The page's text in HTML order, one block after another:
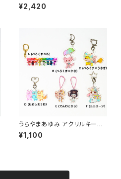
¥2,420
うらやまあゆみ アクリルキーホ
ルダー
¥1,100